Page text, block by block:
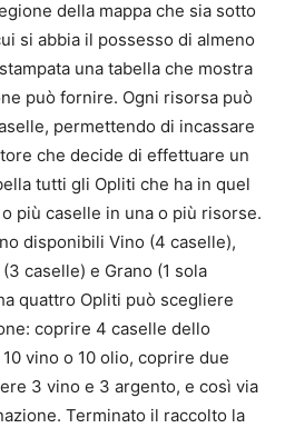
della mappa che sia sotto
si abbia il possesso di almeno
una tabella che mostra
può fornire. Ogni risorsa può
permettendo di incassare
che decide di effettuare un
tutti gli Opliti che ha in quel
più caselle in una o più risorse.
disponibili Vino (4 caselle),
caselle) e Grano (1 sola
quattro Opliti può scegliere
coprire 4 caselle dello
vino o 10 olio, coprire due
3 vino e 3 argento, e così via
Terminato il raccolto la